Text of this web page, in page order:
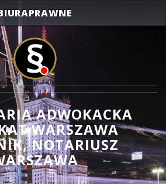
ADWOKACKA
WARSZAWA
NOTARIUSZ